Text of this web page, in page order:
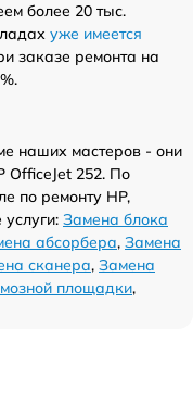
более 20 тыс.
уже имеется
заказе ремонта на
наших мастеров - они
OfficeJet 252. По
по ремонту HP,
Замена блока
абсорбера, Замена
сканера, Замена
площадки,